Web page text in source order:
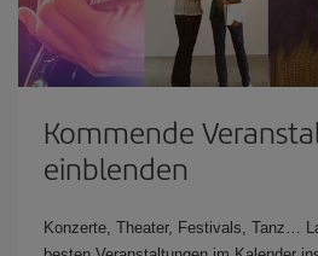
Kommende
einblenden
Konzerte, Theater, Festivals, Tanz…